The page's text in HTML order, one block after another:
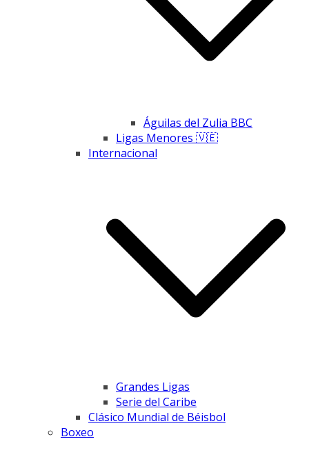
Águilas del Zulia BBC
Ligas Menores 🇻🇪
Internacional
Grandes Ligas
Serie del Caribe
Clásico Mundial de Béisbol
Boxeo